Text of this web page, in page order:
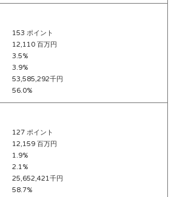
153 ポイント
12,110 百万円
3.5%
3.9%
53,585,292千円
56.0%
127 ポイント
12,159 百万円
1.9%
2.1%
25,652,421千円
58.7%